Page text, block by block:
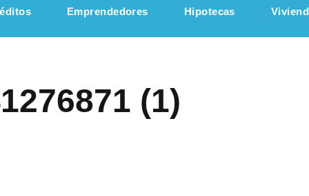
Emprendedores Hipotecas
(1)